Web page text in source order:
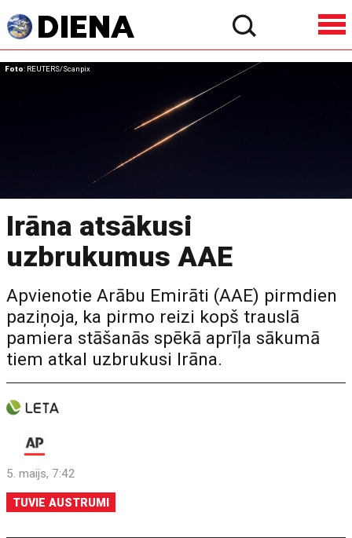
Foto: REUTERS/Scanpix
Irāna atsākusi
uzbrukumus AAE
Apvienotie Arābu Emirāti (AAE) pirmdien
paziņoja, ka pirmo reizi kopš trauslā
pamiera stāšanās spēkā aprīļa sākumā
tiem atkal uzbrukusi Irāna.
5. maijs, 7:42
TUVIE AUSTRUMI